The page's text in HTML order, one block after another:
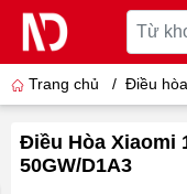
Trang chủ / Điều
Điều Hòa Xiaomi
50GW/D1A3